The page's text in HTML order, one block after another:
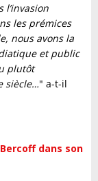
l’invasion
les prémices
nous avons la
et public
plutôt
siècle…" a-t-il
dans son